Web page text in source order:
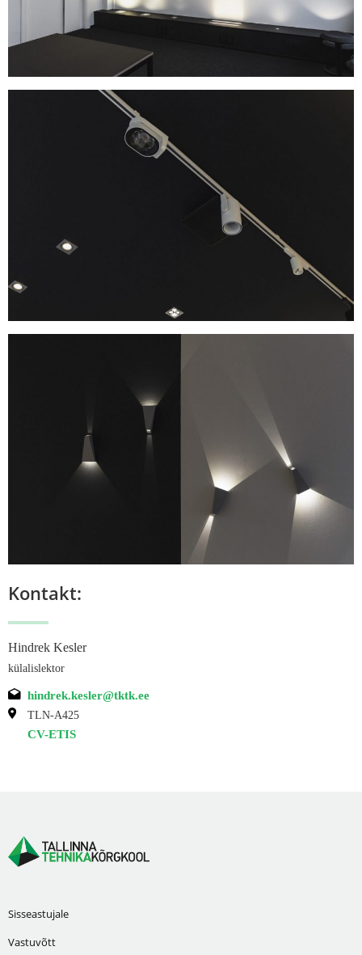
Kontakt:
Hindrek Kesler
külalislektor
hindrek.kesler@tktk.ee
TLN-A425
CV-ETIS
Sisseastujale
Vastuvõtt